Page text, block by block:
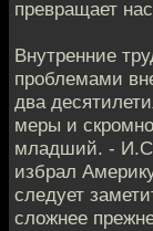
превращает
Внутренние
проблемами
два
меры и
младший. -
избрал
следует
сложнее